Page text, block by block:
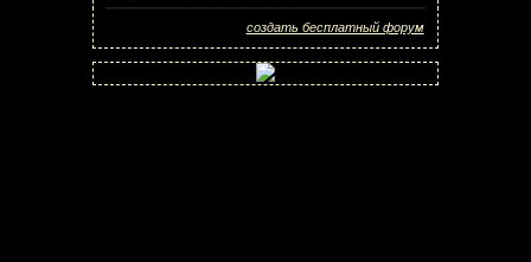
создать бесплатный форум